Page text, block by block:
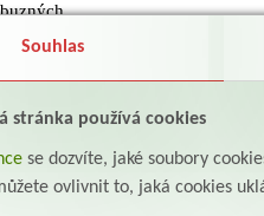
s úřady
Souhlas
stránka používá cookies
se dozvíte, jaké soubory
ovlivnit to, jaká cookies